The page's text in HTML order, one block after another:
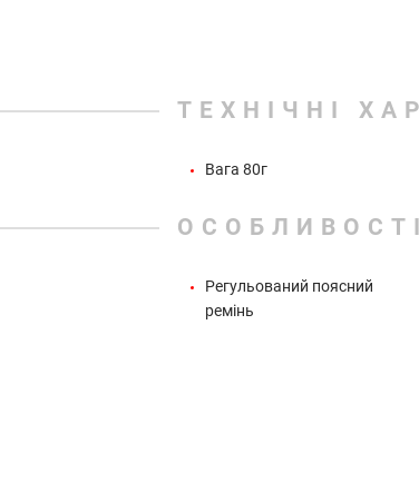
ТЕХНІЧНІ
Вага 80г
ОСОБЛИВОСТІ
Регульований поясний
ремінь